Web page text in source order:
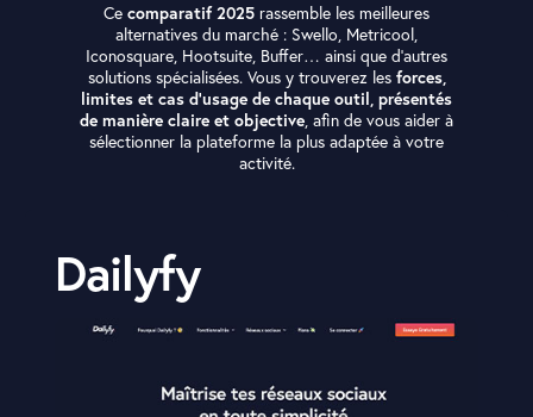
Ce comparatif 2025 rassemble les meilleures
alternatives du marché : Swello, Metricool,
Iconosquare, Hootsuite, Buffer… ainsi que d’autres
solutions spécialisées. Vous y trouverez les forces,
limites et cas d’usage de chaque outil, présentés
de manière claire et objective, afin de vous aider à
sélectionner la plateforme la plus adaptée à votre
activité.
Dailyfy